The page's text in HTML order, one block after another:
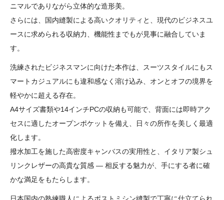
ニマルでありながら立体的な造形美。
さらには、国内縫製による高いクオリティと、現代のビジネスユ
ースに求められる収納力、機能性までもが見事に融合していま
す。
洗練されたビジネスマンに向けた本作は、スーツスタイルにもス
マートカジュアルにも違和感なく溶け込み、オンとオフの境界を
軽やかに超える存在。
A4サイズ書類や14インチPCの収納も可能で、背面には即時アク
セスに適したオープンポケットを備え、日々の所作を美しく最適
化します。
撥水加工を施した高密度キャンバスの実用性と、イタリア製シュ
リンクレザーの高貴な質感 ― 相反する魅力が、手にする者に確
かな満足をもたらします。